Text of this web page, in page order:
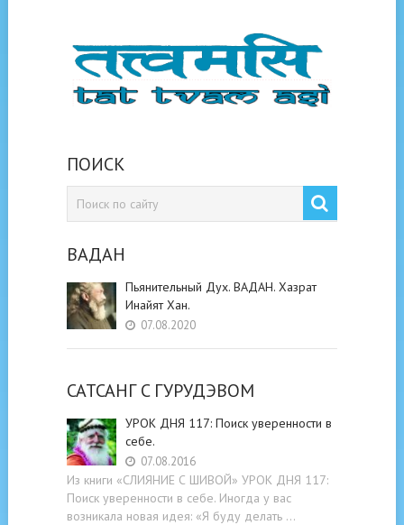
ПОИСК
ВАДАН
Пьянительный Дух. ВАДАН. Хазрат
Инайят Хан.
07.08.2020
САТСАНГ C ГУРУДЭВОМ
УРОК ДНЯ 117: Поиск уверенности в
себе.
07.08.2016
Из книги «СЛИЯНИЕ С ШИВОЙ» УРОК ДНЯ 117:
Поиск уверенности в себе. Иногда у вас
возникала новая идея: «Я буду делать …